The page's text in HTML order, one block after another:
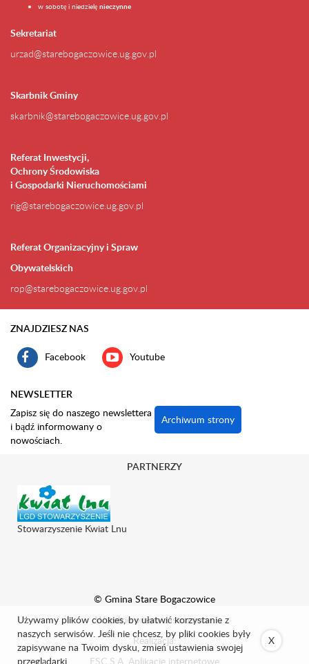
w sobotę i niedzielę nieczynne
Sekretariat
urzad@starebogaczowice.ug.gov.pl
Skarbnik Gminy
skarbnik@starebogaczowice.ug.gov.pl
Referat Inwestycji,
Ochrony Środowiska
i Gospodarki Nieruchomościami
rig@starebogaczowice.ug.gov.pl
Referat Organizacyjny i Spraw
Obywatelskich
rop@starebogaczowice.ug.gov.pl
ZNAJDZIESZ NAS
Facebook Youtube
NEWSLETTER
Zapisz się do naszego newslettera
i bądź informowany o
nowościach.
Archiwum strony
© Gmina Stare Bogaczowice
Wszelkie prawa zastrzeżone.
Realizacja:
ESC S.A. Aplikacje internetowe
PARTNERZY
Stowarzyszenie Kwiat Lnu
Używamy plików cookies, by ułatwić korzystanie z
naszych serwisów. Jeśli nie chcesz, by pliki cookies były
zapisywane na Twoim dysku, zmień ustawienia swojej
przeglądarki.
X